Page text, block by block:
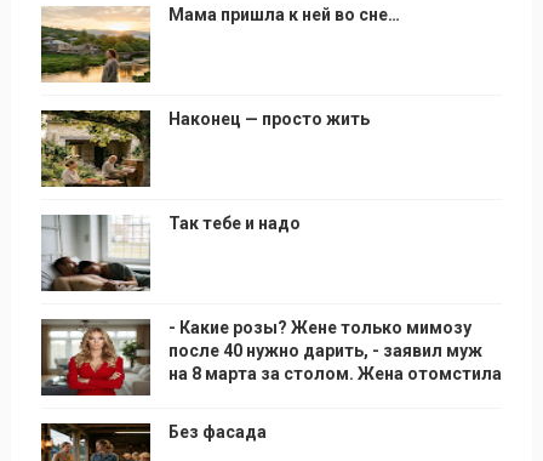
Мама пришла к ней во сне…
Наконец — просто жить
Так тебе и надо
- Какие розы? Жене только мимозу
после 40 нужно дарить, - заявил муж
на 8 марта за столом. Жена отомстила
Без фасада